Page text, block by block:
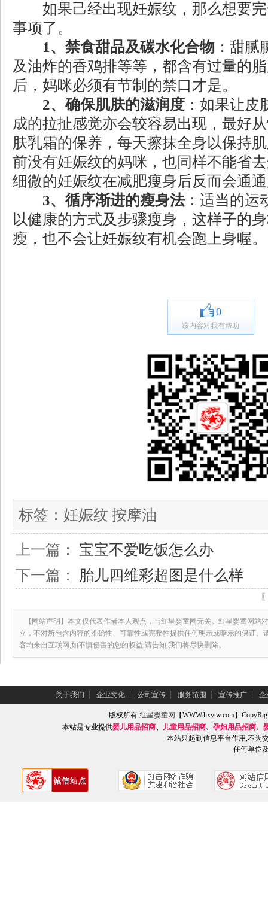
如果己经出现妊娠纹，那么想要完
事项了。
1、禁食甜品及碳水化合物 ：甜
及油炸的香鸡排等等，都含有过量的
后，妈咪必须有节制的禁口才是。
2、确保肌肤的滋润度 ：如果让
成的拉扯感觉亦会较容易出现，最好
肤乳霜的保养，每天擦抹全身以保持
前没有妊娠纹的妈咪，也同样不能省
细微的妊娠纹在减肥瘦身后反而会通
3、循序渐进的瘦身法：适当的运
以健康的方式及步骤瘦身，这样子的
瘦，也不会让妊娠纹有机会跑上身喔。
0
该内容对我有帮助
标签： 妊娠纹 按摩油
上一篇： 宝宝不爱吃饭怎么办
下一篇：
胎儿四维彩超图是什么样
【网站声明】本文仅代表作者本人观点，与红星婴童网无关。红星婴童网站
立，不对所包含内容的准确性、可靠性或完整性提供任何明示或暗示的保证。
容均来自互联网,如不慎侵害的您的权益,请告知,我们将尽快删除。
关于我们 ┆ 企业文化 ┆ 公司宣传 ┆ 服务范围 ┆ 宣传推广 ┆ 企
版权所有红星婴童网
【WWW.hxytw.com】
本站是专业提供婴儿用品招商、 儿童用品招商、 孕妇用品招商、
本站只起到信息平台作用,不为
任何单位